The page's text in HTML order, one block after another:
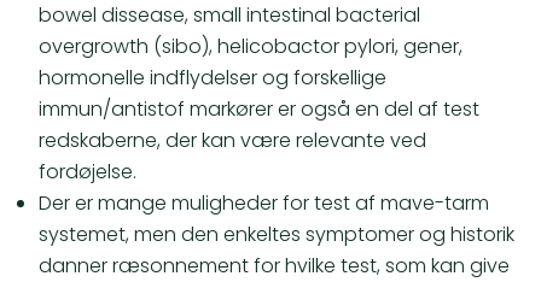
bowel dissease, small intestinal bacterial
overgrowth (sibo), helicobactor pylori, gener,
hormonelle indflydelser og forskellige
immun/antistof markører er også en del af test
redskaberne, der kan være relevante ved
fordøjelse.
Der er mange muligheder for test af mave-tarm
systemet, men den enkeltes symptomer og historik
danner ræsonnement for hvilke test, som kan give